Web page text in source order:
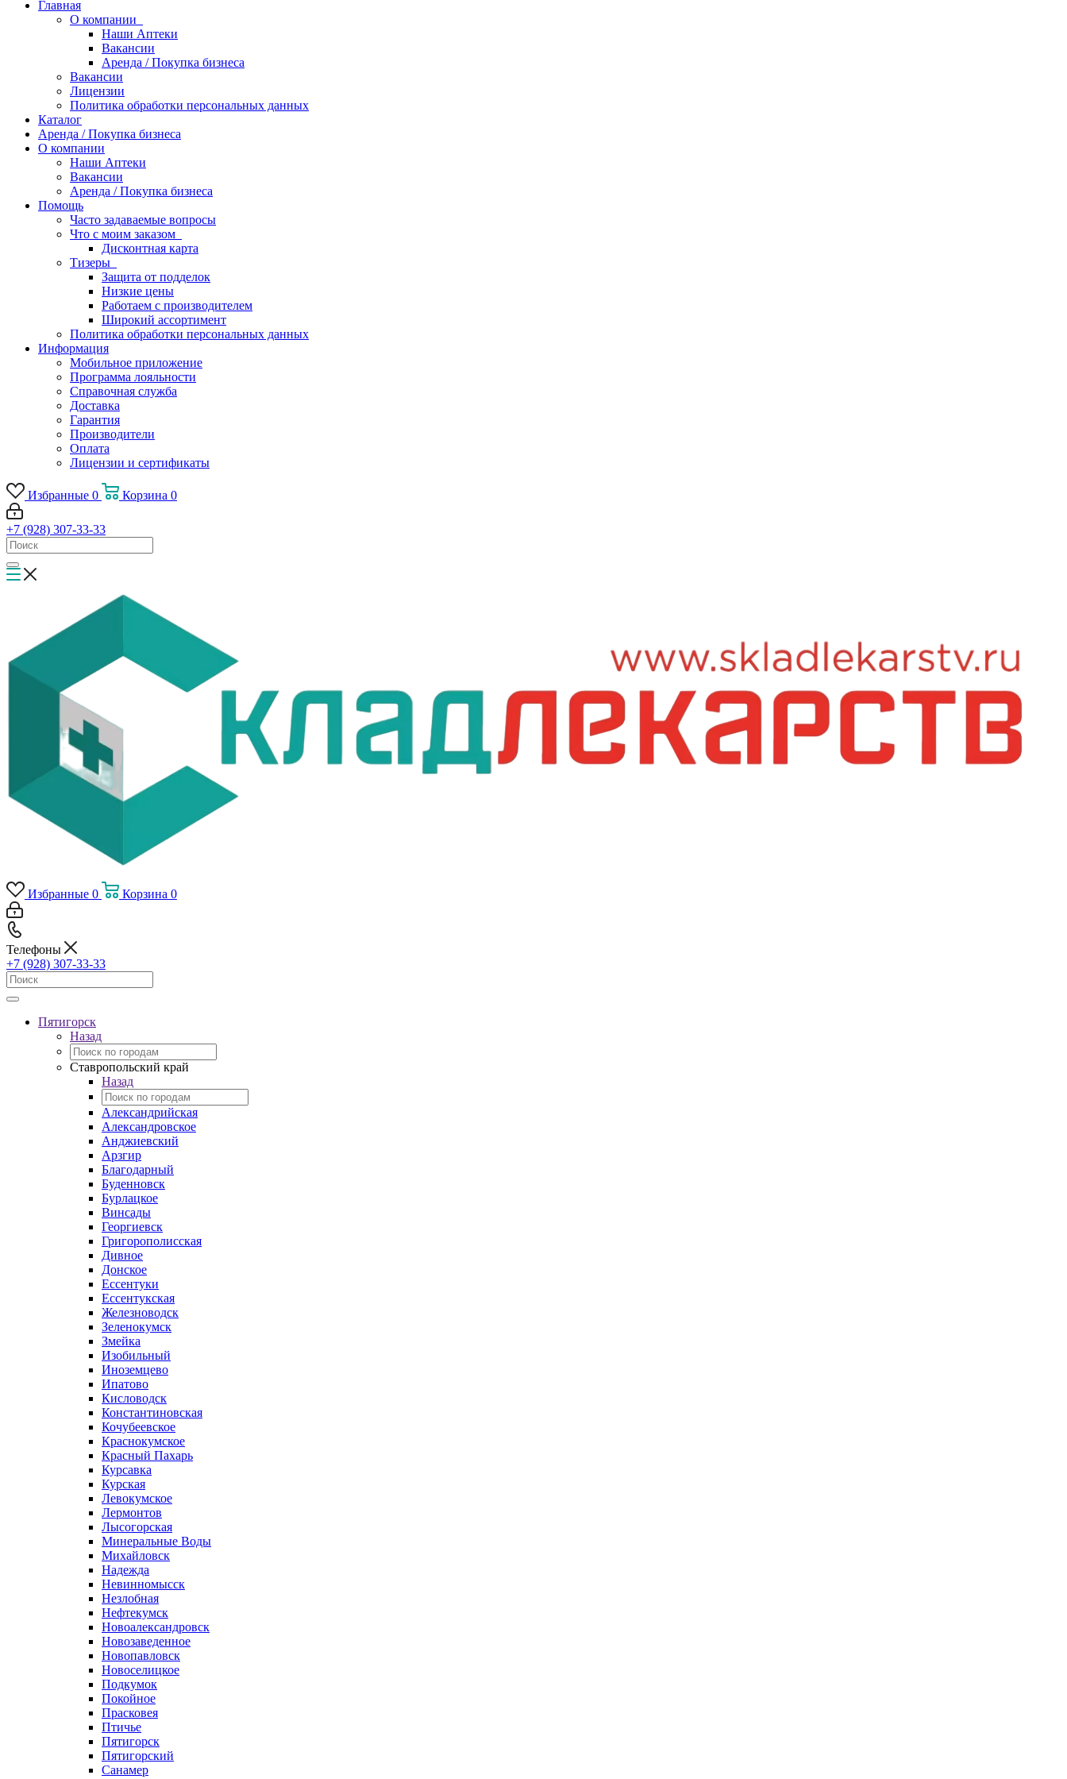
Главная
О компании
Наши Аптеки
Вакансии
Аренда / Покупка бизнеса
Вакансии
Лицензии
Политика обработки персональных данных
Каталог
Аренда / Покупка бизнеса
О компании
Наши Аптеки
Вакансии
Аренда / Покупка бизнеса
Помощь
Часто задаваемые вопросы
Что с моим заказом
Дисконтная карта
Тизеры
Защита от подделок
Низкие цены
Работаем с производителем
Широкий ассортимент
Политика обработки персональных данных
Информация
Мобильное приложение
Программа лояльности
Справочная служба
Доставка
Гарантия
Производители
Оплата
Лицензии и сертификаты
Избранные 0 Корзина 0
+7 (928) 307-33-33
Избранные 0 Корзина 0
Телефоны
+7 (928) 307-33-33
Пятигорск
Назад
Ставропольский край
Назад
Александрийская
Александровское
Анджиевский
Арзгир
Благодарный
Буденновск
Бурлацкое
Винсады
Георгиевск
Григорополисская
Дивное
Донское
Ессентуки
Ессентукская
Железноводск
Зеленокумск
Змейка
Изобильный
Иноземцево
Ипатово
Кисловодск
Константиновская
Кочубеевское
Краснокумское
Красный Пахарь
Курсавка
Курская
Левокумское
Лермонтов
Лысогорская
Минеральные Воды
Михайловск
Надежда
Невинномысск
Незлобная
Нефтекумск
Новоалександровск
Новозаведенное
Новопавловск
Новоселицкое
Подкумок
Покойное
Прасковея
Птичье
Пятигорск
Пятигорский
Санамер